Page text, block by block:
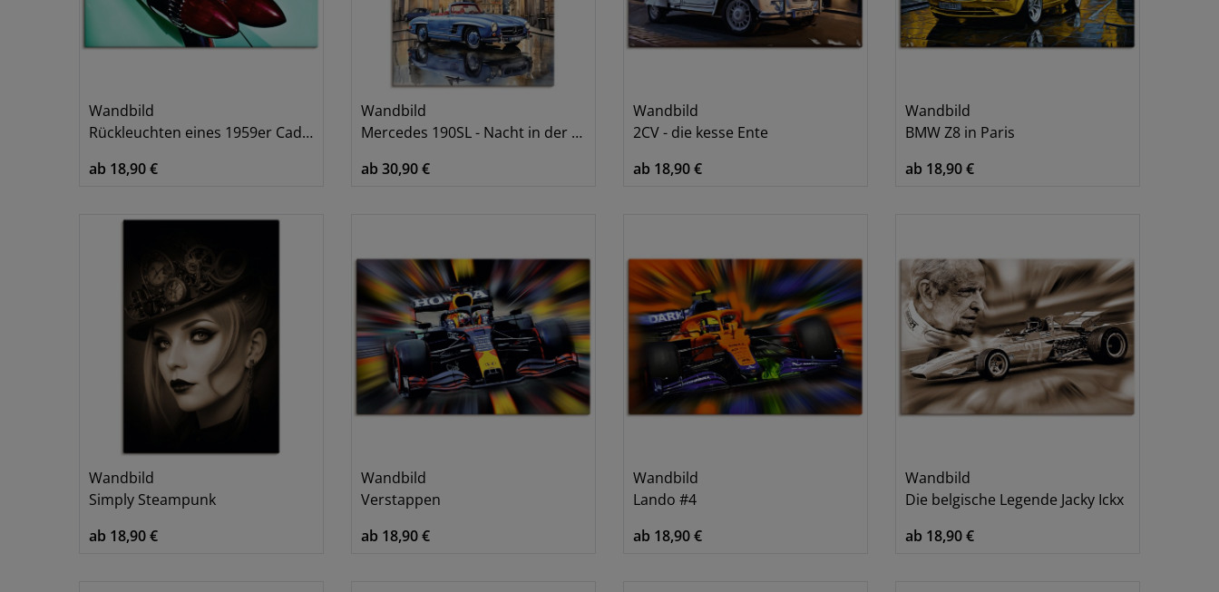
80x120 cm 13
90x60 cm 32
Wandbild
Rückleuchten eines 1959er Cadillac
ab 18,90 €
Wandbild
Mercedes 190SL - Nacht in der Stadt
ab 30,90 €
Wandbild
2CV - die kesse Ente
ab 18,90 €
Wandbild
BMW Z8 in Paris
ab 18,90 €
Wandbild
Simply Steampunk
ab 18,90 €
Wandbild
Verstappen
ab 18,90 €
Wandbild
Lando #4
ab 18,90 €
Wandbild
Die belgische Legende Jacky Ickx
ab 18,90 €